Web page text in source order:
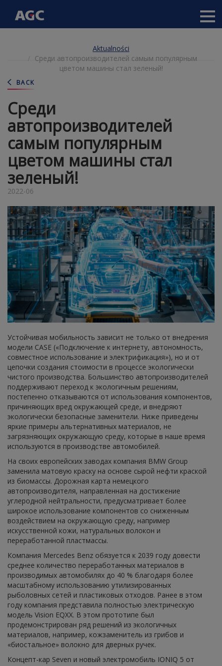
navigation
(Anonymous)
-
Aktualności
Среди автопроизводителей самым популярным
цветом машины стал зеленый!
BACK
Среди
автопроизводителей
самым популярным
цветом машины стал
зеленый!
2022-06
Устойчивая мобильность зависит не только от внедрения
модели CASE («Подключение к интернету, автономность,
совместное использование и электрификация»), но и от
цепочки создания стоимости в процессе экологически
чистого производства. Большинство автопроизводителей
поддерживают переход к экологичным решениям,
постепенно отказываются от использования компонентов,
причиняющих вред окружающей среде, и внедряют
экологически безопасные заменители. Ниже приведены
яркие примеры альтернативных материалов, не
загрязняющих окружающую среду, которые в наше время
используются в производстве автомобилей.
На своих европейских заводах компания BMW Group
заменила матовую краску на основе сырой нефти краской
из биомассы. Дорожная карта немецкого
автопроизводителя, направленная на достижение
углеродной нейтральности, предусматривает более
широкое использование компонентов со сниженным
воздействием на окружающую среду, например
искусственной кожи, натуральных волокон и
переработанной пластмассы.
Компания Mercedes Benz обязуется к 2039 году довести
среднее количество переработанных материалов в
производимых автомобилях до 40 % благодаря более
масштабному использованию утилизированных
рыболовных сетей и пластиковых отходов. Ранее в этом
году компания представила полностью электрическую
модель Vision EQXX. В этом прототипе был
продемонстрирован ряд решений из экологичных
материалов, например, кожзаменитель из грибов и
«биостальное» волокно для дверных ручек.
Концепт-кар Seven и новый электромобиль IONIQ 5 от